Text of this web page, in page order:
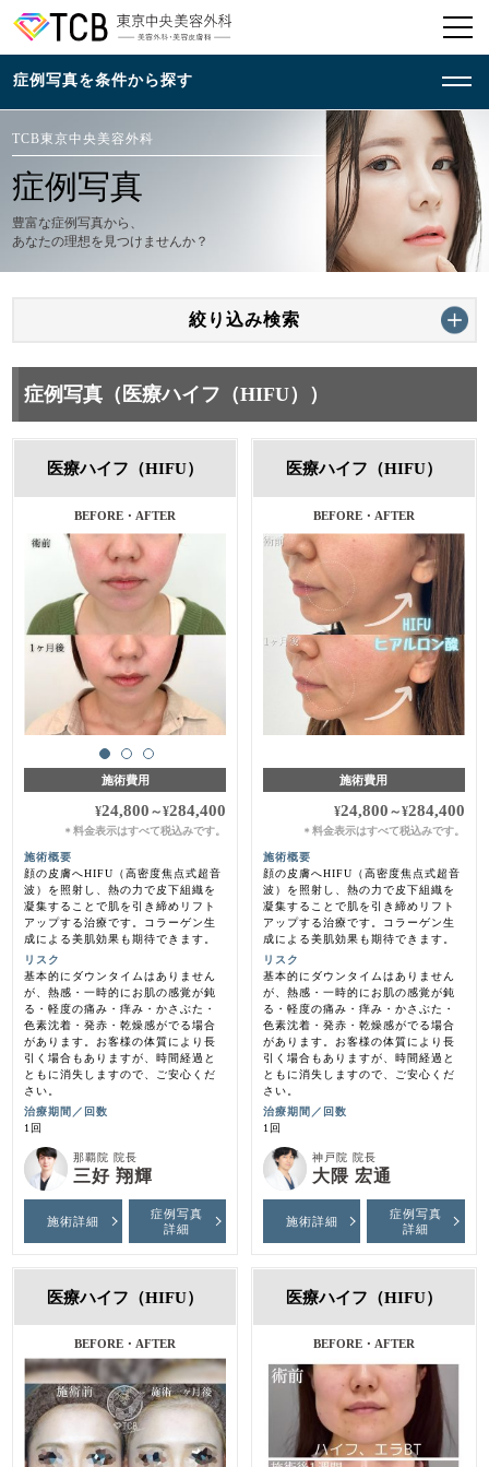
TCB東京中央美容外科
症例写真
豊富な症例写真から、
あなたの理想を見つけませんか？
絞り込み検索
症例写真（医療ハイフ（HIFU））
医療ハイフ（HIFU）
施術費用
¥24,800 ～¥284,400
＊料金表示はすべて税込みです。
施術概要
顔の皮膚へHIFU（高密度焦点式超音
波）を照射し、熱の力で皮下組織を
凝集することで肌を引き締めリフト
アップする治療です。コラーゲン生
成による美肌効果も期待できます。
リスク
基本的にダウンタイムはありません
が、熱感・一時的にお肌の感覚が鈍
る・軽度の痛み・痒み・かさぶた・
色素沈着・発赤・乾燥感がでる場合
があります。お客様の体質により長
引く場合もありますが、時間経過と
ともに消失しますので、ご安心くだ
さい。
治療期間／回数
1回
那覇院 院長
三好 翔輝
施術詳細
症例写真
詳細
医療ハイフ（HIFU）
BEFORE・AFTER
施術費用
¥24,800 ～¥284,400
＊ 料金表示はすべて税込みです。
施術概要
顔の皮膚へHIFU（高密度焦点式超音
波）を照射し、熱の力で皮下組織を
凝集することで肌を引き締めリフト
アップする治療です。コラーゲン生
成による美肌効果も期待できます。
リスク
基本的にダウンタイムはありません
が、熱感・一時的にお肌の感覚が鈍
る・軽度の痛み・痒み・かさぶた・
色素沈着・発赤・乾燥感がでる場合
があります。お客様の体質により長
引く場合もありますが、時間経過と
ともに消失しますので、ご安心くだ
さい。
治療期間／回数
1回
神戸院 院長
大隈 宏通
施術詳細
症例写真
詳細
医療ハイフ（HIFU）
BEFORE・AFTER
医療ハイフ（HIFU）
BEFORE・AFTER